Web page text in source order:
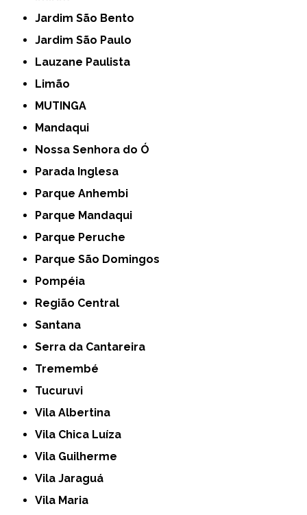
Jardim São Bento
Jardim São Paulo
Lauzane Paulista
Limão
MUTINGA
Mandaqui
Nossa Senhora do Ó
Parada Inglesa
Parque Anhembi
Parque Mandaqui
Parque Peruche
Parque São Domingos
Pompéia
Região Central
Santana
Serra da Cantareira
Tremembé
Tucuruvi
Vila Albertina
Vila Chica Luíza
Vila Guilherme
Vila Jaraguá
Vila Maria